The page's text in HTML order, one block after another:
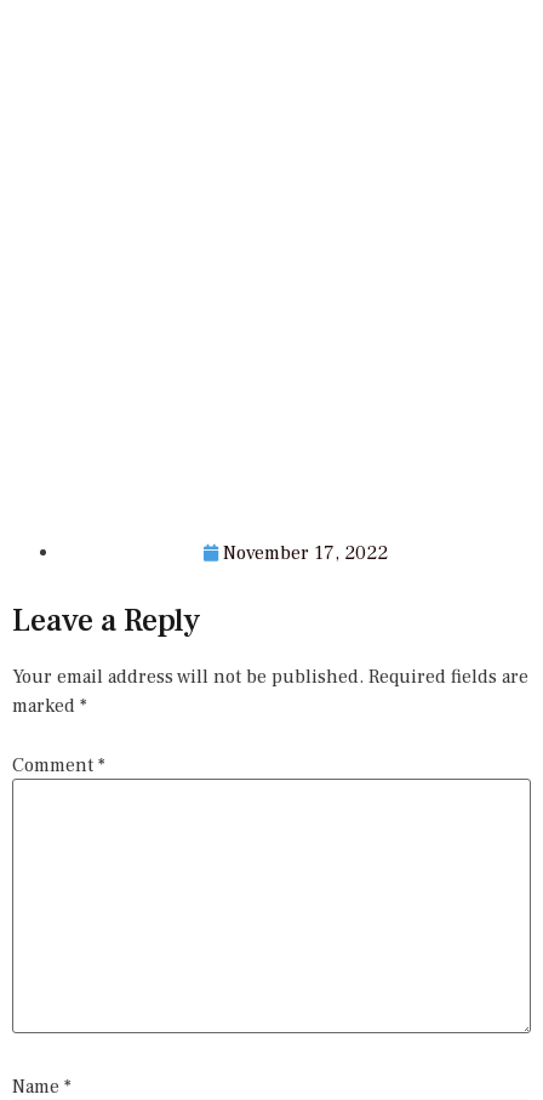
November 17, 2022
Leave a Reply
Your email address will not be published. Required fields are
marked *
Comment *
Name *